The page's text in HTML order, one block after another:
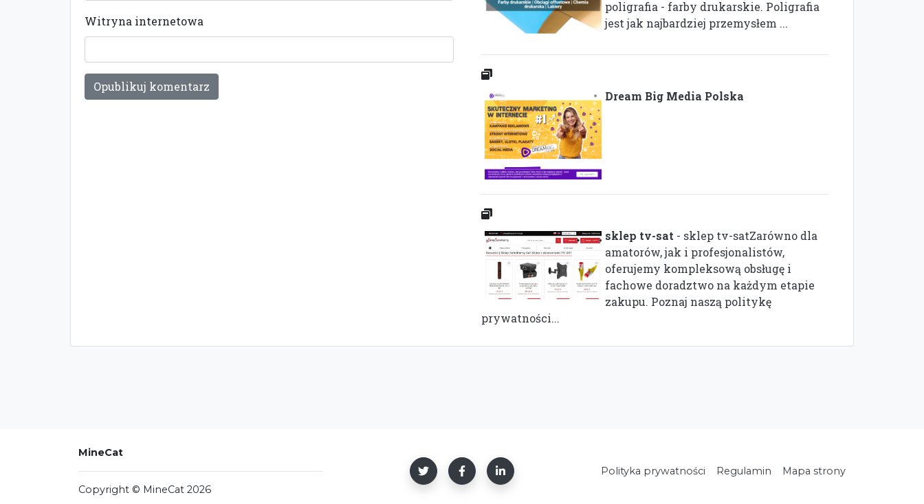
Witryna internetowa
poligrafia - farby drukarskie. Poligrafia
jest jak najbardziej przemysłem ...
Dream Big Media Polska
sklep tv-sat - sklep tv-satZarówno dla
amatorów, jak i profesjonalistów,
oferujemy kompleksową obsługę i
fachowe doradztwo na każdym etapie
zakupu. Poznaj naszą politykę
prywatności...
MineCat
Copyright © MineCat 2026
Polityka prywatności Regulamin Mapa strony